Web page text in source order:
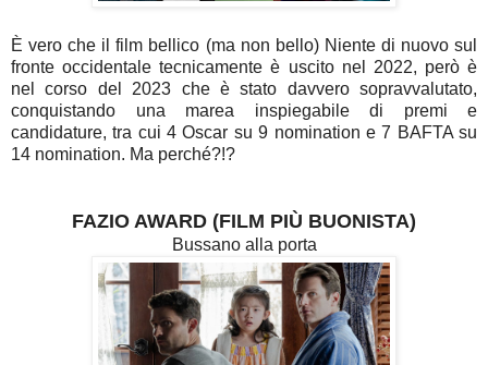
È vero che il film bellico (ma non bello) Niente di nuovo sul
fronte occidentale tecnicamente è uscito nel 2022, però è
nel corso del 2023 che è stato davvero sopravvalutato,
conquistando una marea inspiegabile di premi e
candidature, tra cui 4 Oscar su 9 nomination e 7 BAFTA su
14 nomination. Ma perché?!?
FAZIO AWARD (FILM PIÙ BUONISTA)
Bussano alla porta